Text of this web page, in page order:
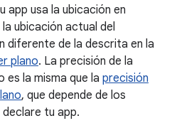
app usa la ubicación en
ubicación actual del
diferente de la descrita en la
plano. La precisión de la
es la misma que la precisión
, que depende de los
tu app.